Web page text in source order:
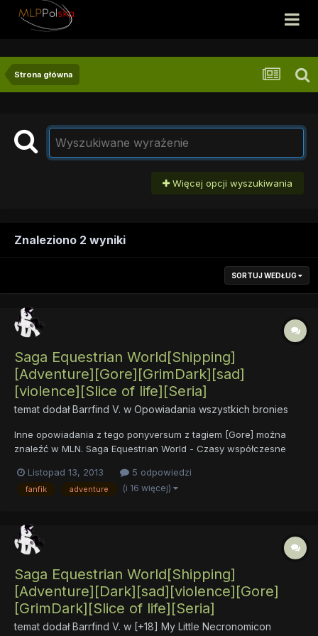
Strona główna
Więcej opcji wyszukiwania
Znaleziono 2 wyniki
SORTUJ WEDŁUG
Saga Equestrian World[Shipping]
[Adventure][Gore][GrimDark][sad]
[violence][Slice of life][Seria]
temat dodałBarrfind V. w Opowiadania wszystkich bronies
Inne opowiadania z tego ponyversum z tagiem [Gore] można
znaleźć w MLN. Saga Equestrian World - Czasy współczesne
[sad][violence][seria] 1) Prawdziwe imię(Rok 1000 EA)[Z]
[Comedy][Slice of life] Opis: Ponyville,...
Listopad 13, 2013 5 odpowiedzi
fanfik adventure (i 16 więcej)
Saga Equestrian World[Shipping]
[Adventure][Dark][sad][violence][Gore]
[GrimDark][Slice of life][Seria]
temat dodałBarrfind V. w [+18] My Little Necronomicon